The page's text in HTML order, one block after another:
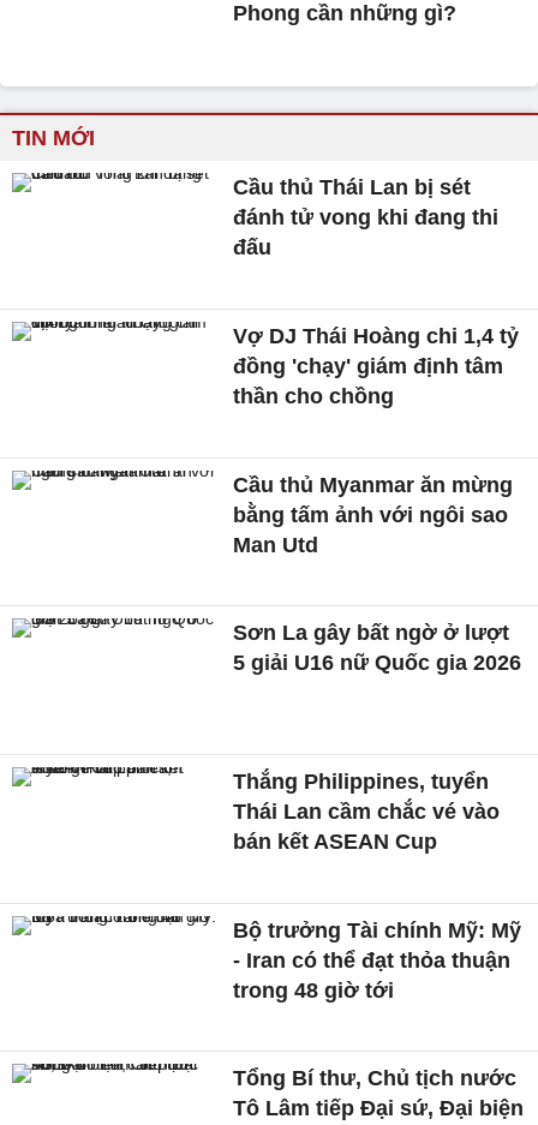
Phong cần những gì?
TIN MỚI
Cầu thủ Thái Lan bị sét
đánh tử vong khi đang thi
đấu
Vợ DJ Thái Hoàng chi 1,4 tỷ
đồng 'chạy' giám định tâm
thần cho chồng
Cầu thủ Myanmar ăn mừng
bằng tấm ảnh với ngôi sao
Man Utd
Sơn La gây bất ngờ ở lượt
5 giải U16 nữ Quốc gia 2026
Thắng Philippines, tuyển
Thái Lan cầm chắc vé vào
bán kết ASEAN Cup
Bộ trưởng Tài chính Mỹ: Mỹ
- Iran có thể đạt thỏa thuận
trong 48 giờ tới
Tổng Bí thư, Chủ tịch nước
Tô Lâm tiếp Đại sứ, Đại biện